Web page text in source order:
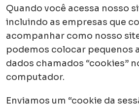
Quando você acessa nosso
incluindo as empresas que
acompanhar como nosso
podemos colocar pequenos
dados chamados “cookies”
computador.
Enviamos um “cookie da